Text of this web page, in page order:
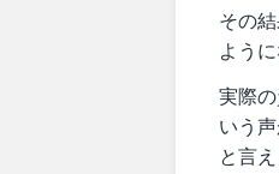
その
ように
実際
いう
と言